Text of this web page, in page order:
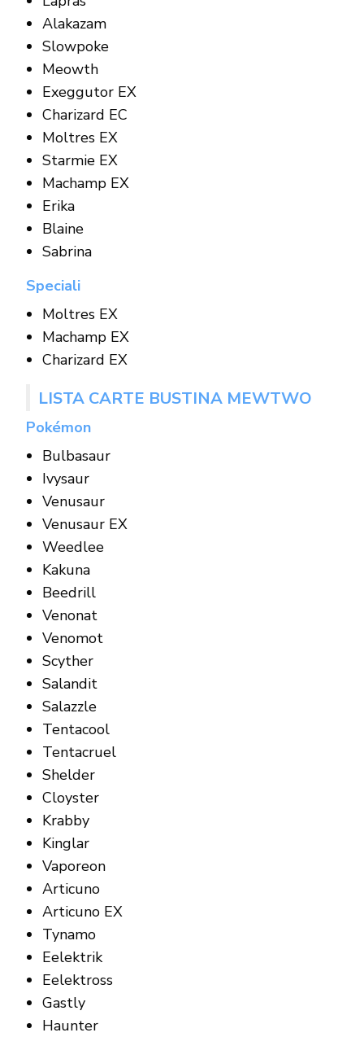
Alakazam
Slowpoke
Meowth
Exeggutor EX
Charizard EC
Moltres EX
Starmie EX
Machamp EX
Erika
Blaine
Sabrina
Speciali
Moltres EX
Machamp EX
Charizard EX
LISTA CARTE BUSTINA MEWTWO
Pokémon
Bulbasaur
Ivysaur
Venusaur
Venusaur EX
Weedlee
Kakuna
Beedrill
Venonat
Venomot
Scyther
Salandit
Salazzle
Tentacool
Tentacruel
Shelder
Cloyster
Krabby
Kinglar
Vaporeon
Articuno
Articuno EX
Tynamo
Eelektrik
Eelektross
Gastly
Haunter